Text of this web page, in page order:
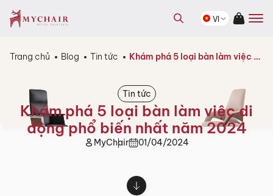
phẩm
Tìm
kiếmVI
Trang chủ Blog Tin tức Khám phá 5 loại bàn làm việc di động phổ biến nhất năm 2024
Tin tức
Khám phá 5 loại bàn làm việc di
động phổ biến nhất năm 2024
MyChair 01/04/2024